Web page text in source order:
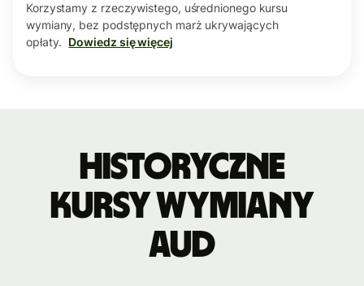
Korzystamy z rzeczywistego, uśrednionego kursu
wymiany, bez podstępnych marż ukrywających
opłaty. Dowiedz się więcej
Historyczne
kursy wymiany
AUD